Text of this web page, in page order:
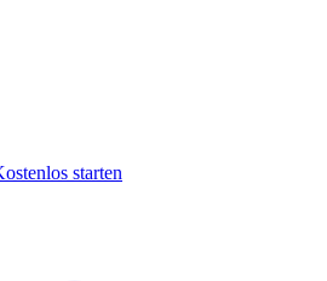
starten